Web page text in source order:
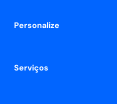
Personalize
Serviços